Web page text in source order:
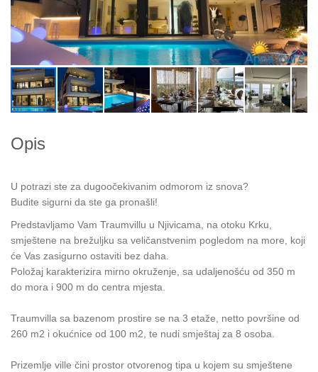
Opis
U potrazi ste za dugoočekivanim odmorom iz snova?
Budite sigurni da ste ga pronašli!
Predstavljamo Vam Traumvillu u Njivicama, na otoku Krku,
smještene na brežuljku sa veličanstvenim pogledom na more, koji
će Vas zasigurno ostaviti bez daha.
Položaj karakterizira mirno okruženje, sa udaljenošću od 350 m
do mora i 900 m do centra mjesta.
Traumvilla sa bazenom prostire se na 3 etaže, netto površine od
260 m2 i okućnice od 100 m2, te nudi smještaj za 8 osoba.
Prizemlje ville čini prostor otvorenog tipa u kojem su smještene